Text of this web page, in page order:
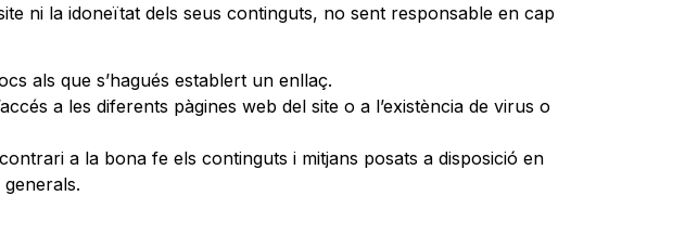
ni la idoneïtat dels seus continguts, no sent responsable en cap
als que s’hagués establert un enllaç.
a les diferents pàgines web del site o a l’existència de virus o
a la bona fe els continguts i mitjans posats a disposició en